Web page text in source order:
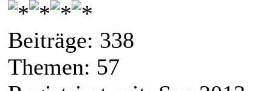
Beiträge: 338
Themen: 57